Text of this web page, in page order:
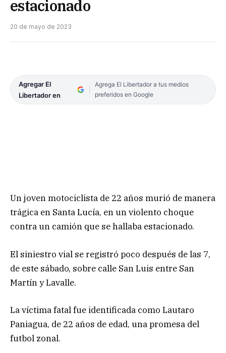
estacionado
20 de mayo de 2023
Agregar El
Libertador en
Agrega El Libertador a tus medios
preferidos en Google
Un joven motociclista de 22 años murió de manera
trágica en Santa Lucía, en un violento choque
contra un camión que se hallaba estacionado.
El siniestro vial se registró poco después de las 7,
de este sábado, sobre calle San Luis entre San
Martín y Lavalle.
La víctima fatal fue identificada como Lautaro
Paniagua, de 22 años de edad, una promesa del
futbol zonal.